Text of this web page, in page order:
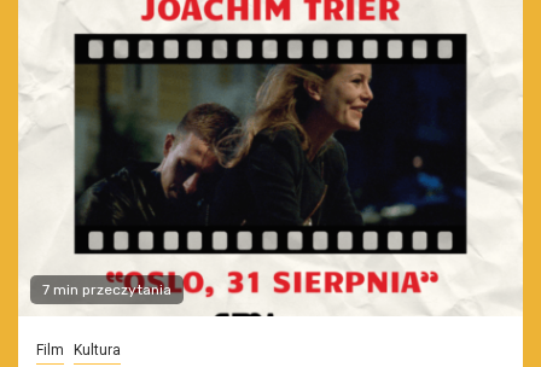
7 min przeczytania
Film Kultura